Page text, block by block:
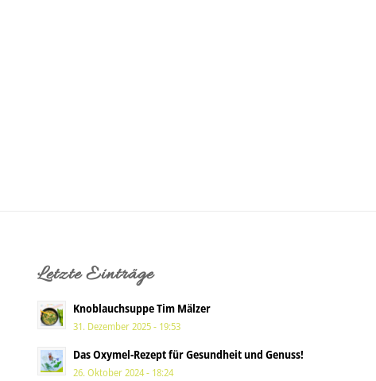
Letzte Einträge
Knoblauchsuppe Tim Mälzer
31. Dezember 2025 - 19:53
Das Oxymel-Rezept für Gesundheit und Genuss!
26. Oktober 2024 - 18:24